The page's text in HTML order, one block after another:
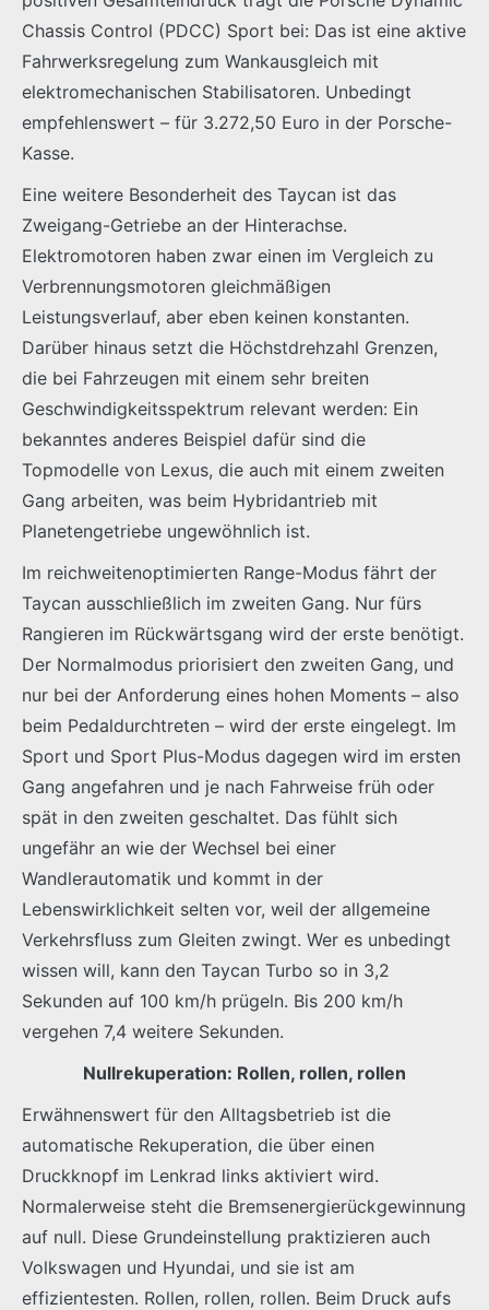
Chassis Control (PDCC) Sport bei: Das ist eine aktive
Fahrwerksregelung zum Wankausgleich mit
elektromechanischen Stabilisatoren. Unbedingt
empfehlenswert – für 3.272,50 Euro in der Porsche-
Kasse.
Eine weitere Besonderheit des Taycan ist das
Zweigang-Getriebe an der Hinterachse.
Elektromotoren haben zwar einen im Vergleich zu
Verbrennungsmotoren gleichmäßigen
Leistungsverlauf, aber eben keinen konstanten.
Darüber hinaus setzt die Höchstdrehzahl Grenzen,
die bei Fahrzeugen mit einem sehr breiten
Geschwindigkeitsspektrum relevant werden: Ein
bekanntes anderes Beispiel dafür sind die
Topmodelle von Lexus, die auch mit einem zweiten
Gang arbeiten, was beim Hybridantrieb mit
Planetengetriebe ungewöhnlich ist.
Im reichweitenoptimierten Range-Modus fährt der
Taycan ausschließlich im zweiten Gang. Nur fürs
Rangieren im Rückwärtsgang wird der erste benötigt.
Der Normalmodus priorisiert den zweiten Gang, und
nur bei der Anforderung eines hohen Moments – also
beim Pedaldurchtreten – wird der erste eingelegt. Im
Sport und Sport Plus-Modus dagegen wird im ersten
Gang angefahren und je nach Fahrweise früh oder
spät in den zweiten geschaltet. Das fühlt sich
ungefähr an wie der Wechsel bei einer
Wandlerautomatik und kommt in der
Lebenswirklichkeit selten vor, weil der allgemeine
Verkehrsfluss zum Gleiten zwingt. Wer es unbedingt
wissen will, kann den Taycan Turbo so in 3,2
Sekunden auf 100 km/h prügeln. Bis 200 km/h
vergehen 7,4 weitere Sekunden.
Nullrekuperation: Rollen, rollen, rollen
Erwähnenswert für den Alltagsbetrieb ist die
automatische Rekuperation, die über einen
Druckknopf im Lenkrad links aktiviert wird.
Normalerweise steht die Bremsenergierückgewinnung
auf null. Diese Grundeinstellung praktizieren auch
Volkswagen und Hyundai, und sie ist am
effizientesten. Rollen, rollen, rollen. Beim Druck aufs